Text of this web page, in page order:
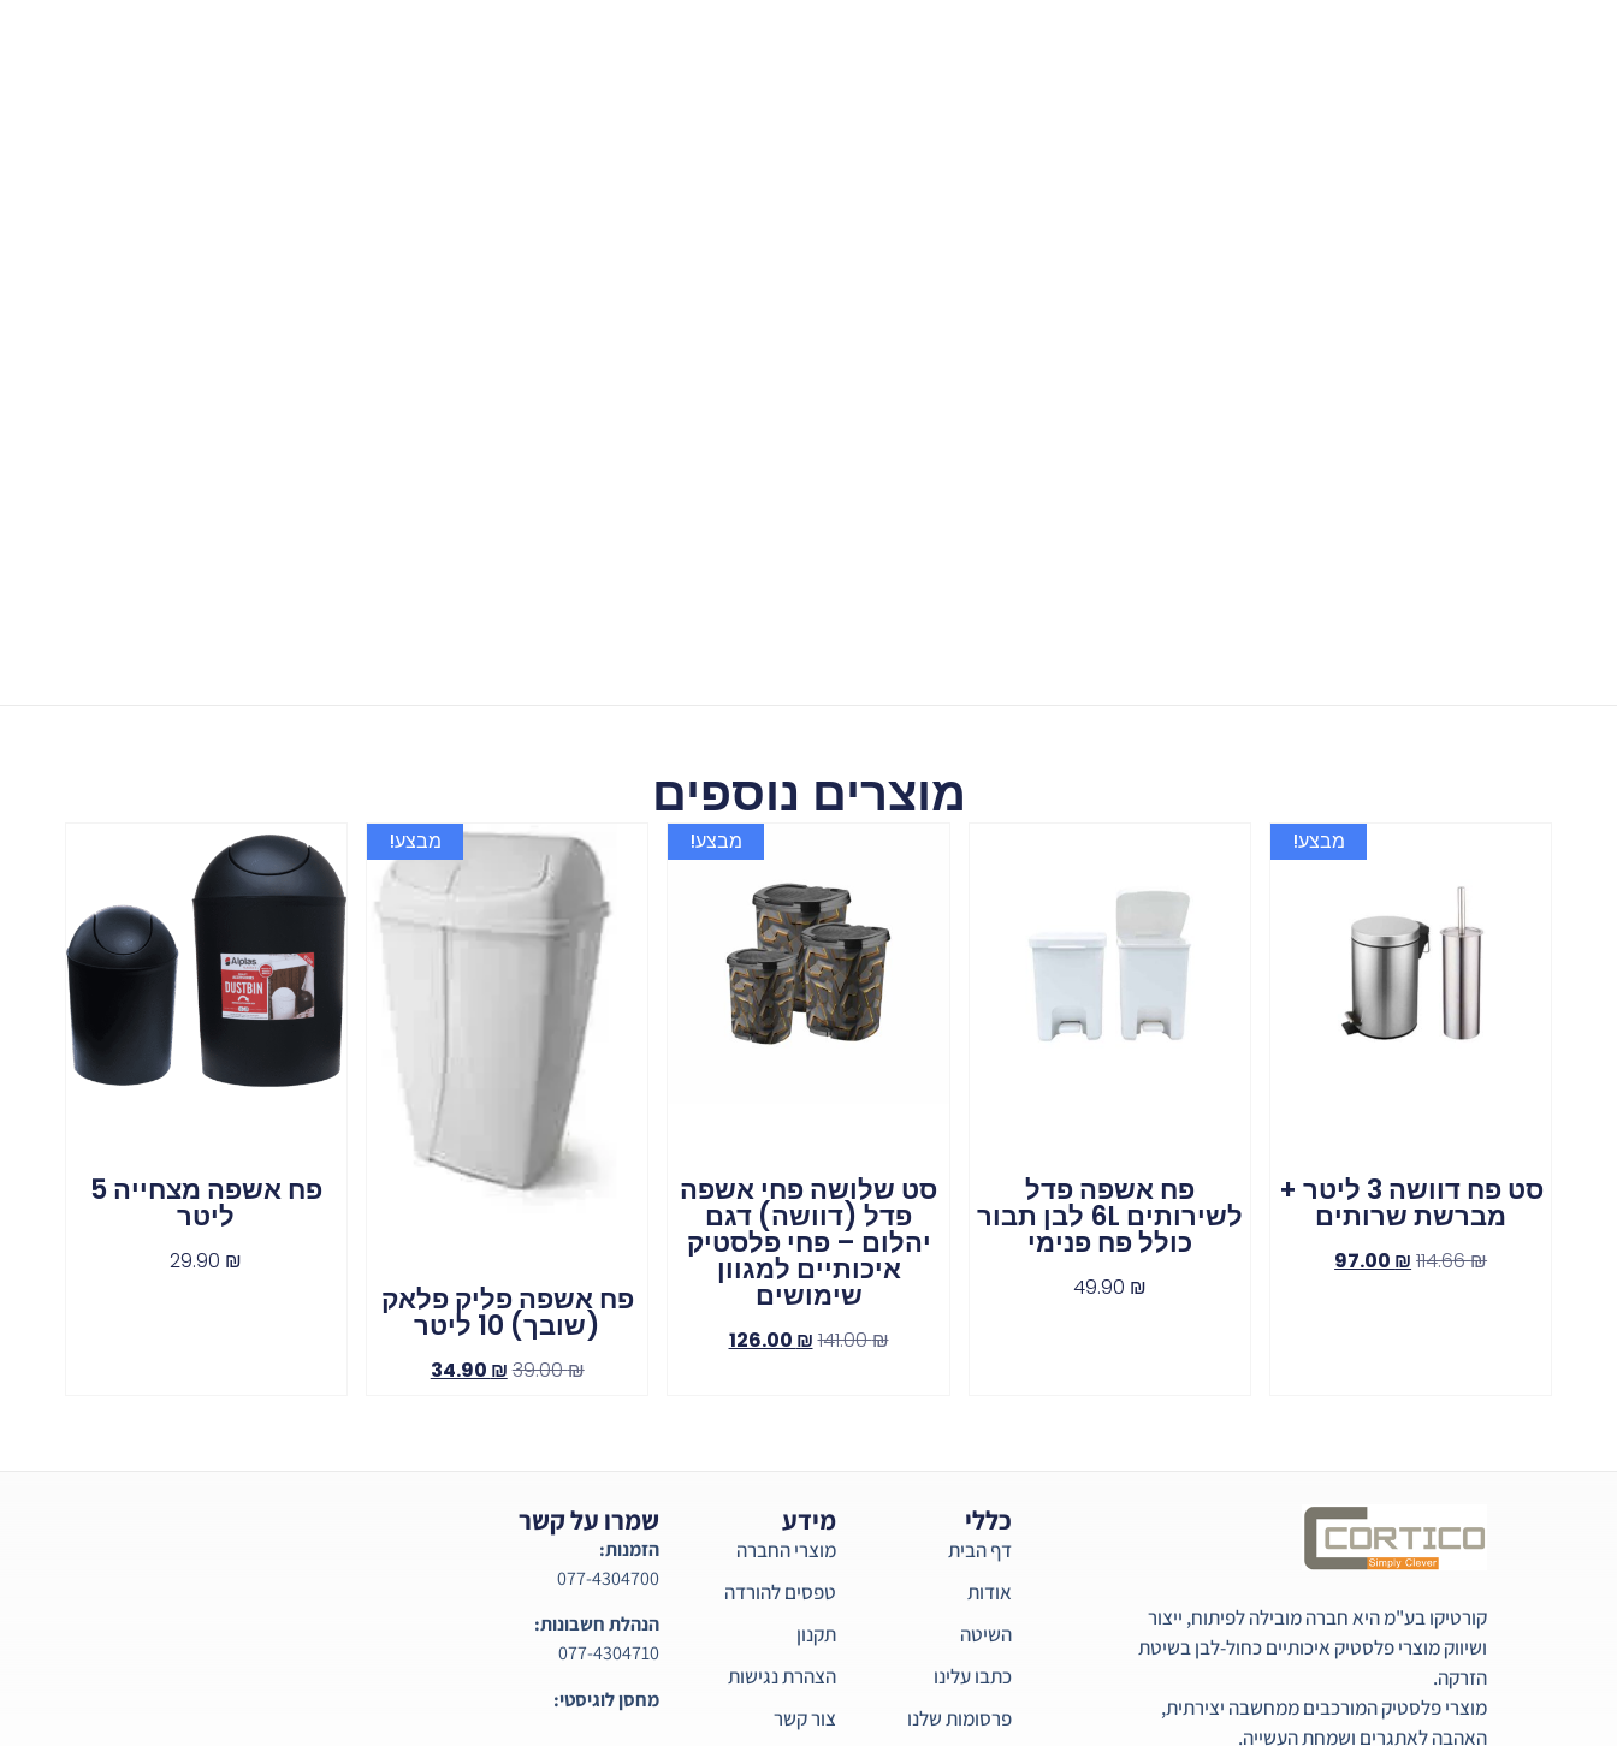
מוצרים נוספים
מבצע!
סט פח דוושה 3 ליטר +
מברשת שרותים
114.66₪
97.00 ₪
פח אשפה פדל
לשירותים 6L לבן תבור
כולל פח פנימי
49.90 ₪
מבצע!
סט שלושה פחי אשפה
פדל (דוושה) דגם
יהלום – פחי פלסטיק
איכותיים למגוון
שימושים
141.00₪
126.00 ₪
מבצע!
פח אשפה פליק פלאק
(שובך) 10 ליטר
39.00₪
34.90 ₪
פח אשפה מצחייה 5
ליטר
29.90 ₪
קורטיקו בע"מ היא חברה מובילה לפיתוח, ייצור
ושיווק מוצרי פלסטיק איכותיים כחול-לבן בשיטת
הזרקה.
מוצרי פלסטיק המורכבים ממחשבה יצירתית,
האהבה לאתגרים ושמחת העשייה.
כללי
דף הבית
אודות
השיטה
כתבו עלינו
פרסומות שלנו
מידע
מוצרי החברה
טפסים להורדה
תקנון
הצהרת נגישות
צור קשר
שמרו על קשר
הזמנות:
077-4304700
הנהלת חשבונות:
077-4304710
מחסן לוגיסטי: